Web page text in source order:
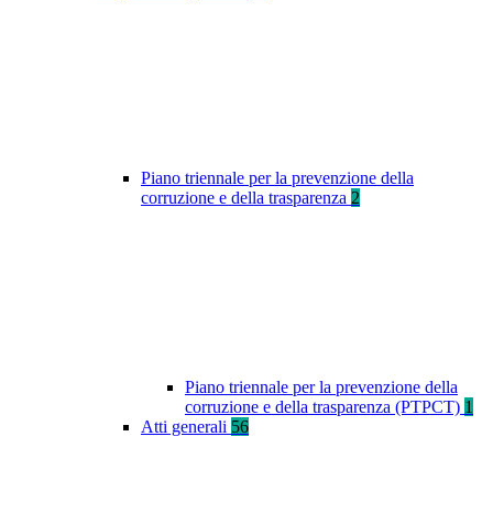
Piano triennale per la prevenzione della
corruzione e della trasparenza 2
Piano triennale per la prevenzione della
corruzione e della trasparenza (PTPCT) 1
Atti generali 56